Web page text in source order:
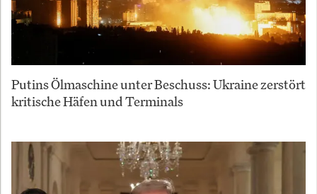
Putins Ölmaschine unter Beschuss: Ukraine zerstört
kritische Häfen und Terminals